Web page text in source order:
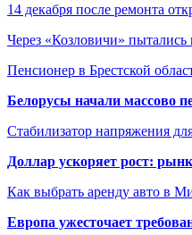
14 декабря после ремонта
Через «Козловичи»
Пенсионер в Брестской
Белорусы начали массово
Стабилизатор напряжения
Доллар ускоряет рост:
Как выбрать аренду авто в
Европа ужесточает